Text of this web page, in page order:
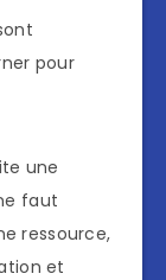
pour
une
faut
ressource,
et